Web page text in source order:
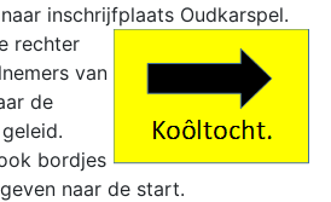
inschrijfplaats Oudkarspel.
rechter
van
de
bordjes
naar de start.